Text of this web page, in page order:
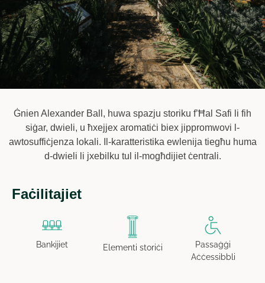
Ġnien Alexander Ball, huwa spazju storiku f’Ħal Safi li fih
siġar, dwieli, u ħxejjex aromatiċi biex jippromwovi l-
awtosuffiċjenza lokali. Il-karatteristika ewlenija tiegħu huma
d-dwieli li jxebilku tul il-mogħdijiet ċentrali.
Faċilitajiet
Bankijiet Elementi storiċi
Passaġġi
Aċċessibbli